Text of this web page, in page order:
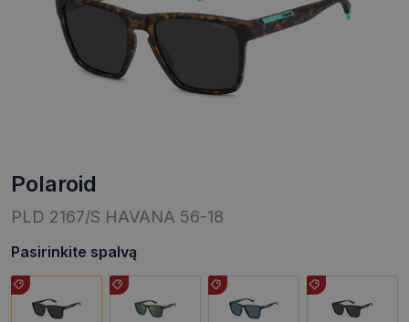
polaroid
PLD 2167/S HAVANA 56-18
Pasirinkite spalvą